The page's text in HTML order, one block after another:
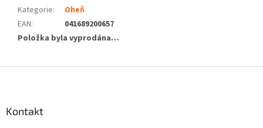
Kategorie:
Oheň
EAN:
041689200657
Položka byla vyprodána…
Kontakt